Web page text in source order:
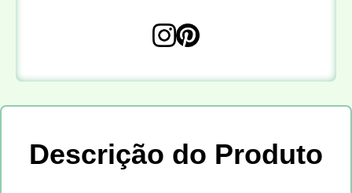
Descrição do Produto